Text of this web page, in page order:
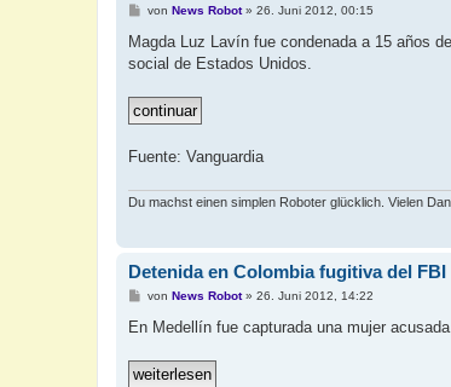
B
i
r
g
von News Robot» 26. Juni 2012, 00:15
Magda Luz Lavín fue condenada a 15 años
social de Estados Unidos.
Fuente: Vanguardia
Du machst einen simplen Roboter glücklich. Vielen
Detenida en Colombia fugitiva del FBI
B
i
g
von News Robot» 26. Juni 2012, 14:22
En Medellín fue capturada una mujer